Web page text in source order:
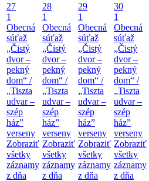
27
1
Obecná
súťaž
„Čistý
dvor –
pekný
dom“ /
„Tiszta
udvar –
szép
ház”
verseny
Zobraziť
všetky
záznamy
z dňa
28
1
Obecná
súťaž
„Čistý
dvor –
pekný
dom“ /
„Tiszta
udvar –
szép
ház”
verseny
Zobraziť
všetky
záznamy
z dňa
29
1
Obecná
súťaž
„Čistý
dvor –
pekný
dom“ /
„Tiszta
udvar –
szép
ház”
verseny
Zobraziť
všetky
záznamy
z dňa
30
1
Obecná
súťaž
„Čistý
dvor –
pekný
dom“ /
„Tiszta
udvar –
szép
ház”
verseny
Zobraziť
všetky
záznamy
z dňa